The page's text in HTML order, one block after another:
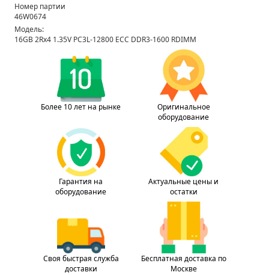
Номер партии
46W0674
Модель:
16GB 2Rx4 1.35V PC3L-12800 ECC DDR3-1600 RDIMM
Более 10 лет на рынке
Оригинальное
оборудование
Гарантия на
оборудование
Актуальные цены и
остатки
Своя быстрая служба
доставки
Бесплатная доставка по
Москве